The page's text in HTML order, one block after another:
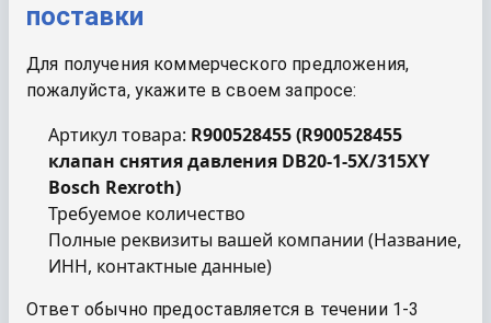
поставки
Для получения коммерческого предложения,
пожалуйста, укажите в своем запросе:
Артикул товара: R900528455(R900528455
клапан снятия давления DB20-1-5X/315XY
Bosch Rexroth)
Требуемое количество
Полные реквизиты вашей компании (Название,
ИНН, контактные данные)
Ответ обычно предоставляется в течении 1-3